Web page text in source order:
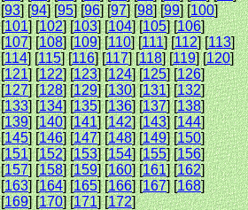
[93] [94] [95] [96] [97] [98] [99] [100]
[101] [102] [103] [104] [105] [106]
[107] [108] [109] [110] [111] [112] [113]
[114] [115] [116] [117] [118] [119] [120]
[121] [122] [123] [124] [125] [126]
[127] [128] [129] [130] [131] [132]
[133] [134] [135] [136] [137] [138]
[139] [140] [141] [142] [143] [144]
[145] [146] [147] [148] [149] [150]
[151] [152] [153] [154] [155] [156]
[157] [158] [159] [160] [161] [162]
[163] [164] [165] [166] [167] [168]
[169] [170] [171] [172]